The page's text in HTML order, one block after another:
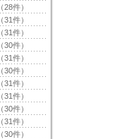
（28件）
（31件）
（31件）
（30件）
（31件）
（30件）
（31件）
（31件）
（30件）
（31件）
（30件）